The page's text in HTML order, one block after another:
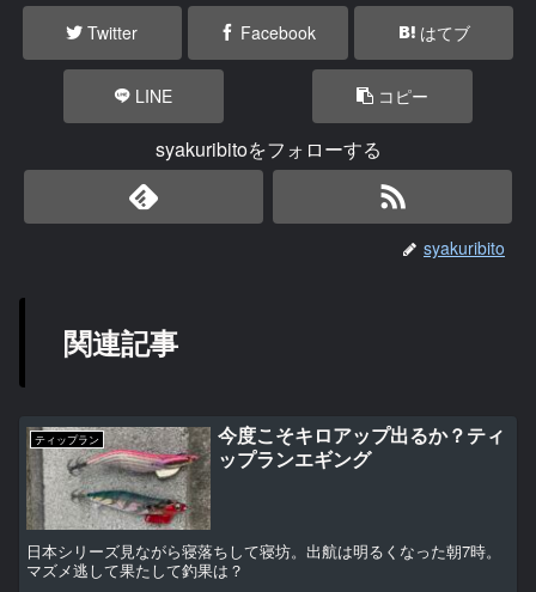
Twitter Facebook はてブ
LINE コピー
syakuribitoをフォローする
syakuribito
関連記事
ティップラン
今度こそキロアップ出るか？ティ
ップランエギング
日本シリーズ見ながら寝落ちして寝坊。出航は明るくなった朝7時。
マズメ逃して果たして釣果は？